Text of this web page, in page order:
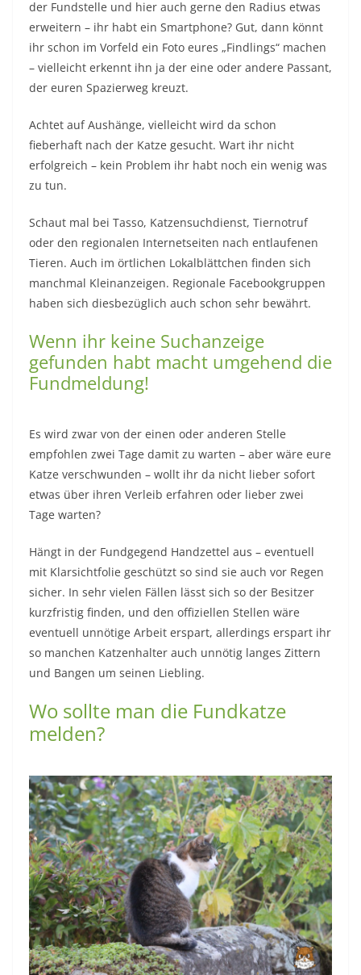
der Fundstelle und hier auch gerne den Radius etwas
erweitern – ihr habt ein Smartphone? Gut, dann könnt
ihr schon im Vorfeld ein Foto eures „Findlings“ machen
– vielleicht erkennt ihn ja der eine oder andere Passant,
der euren Spazierweg kreuzt.
Achtet auf Aushänge, vielleicht wird da schon
fieberhaft nach der Katze gesucht. Wart ihr nicht
erfolgreich – kein Problem ihr habt noch ein wenig was
zu tun.
Schaut mal bei Tasso, Katzensuchdienst, Tiernotruf
oder den regionalen Internetseiten nach entlaufenen
Tieren. Auch im örtlichen Lokalblättchen finden sich
manchmal Kleinanzeigen. Regionale Facebookgruppen
haben sich diesbezüglich auch schon sehr bewährt.
Wenn ihr keine Suchanzeige
gefunden habt macht umgehend die
Fundmeldung!
Es wird zwar von der einen oder anderen Stelle
empfohlen zwei Tage damit zu warten – aber wäre eure
Katze verschwunden – wollt ihr da nicht lieber sofort
etwas über ihren Verleib erfahren oder lieber zwei
Tage warten?
Hängt in der Fundgegend Handzettel aus – eventuell
mit Klarsichtfolie geschützt so sind sie auch vor Regen
sicher. In sehr vielen Fällen lässt sich so der Besitzer
kurzfristig finden, und den offiziellen Stellen wäre
eventuell unnötige Arbeit erspart, allerdings erspart ihr
so manchen Katzenhalter auch unnötig langes Zittern
und Bangen um seinen Liebling.
Wo sollte man die Fundkatze
melden?